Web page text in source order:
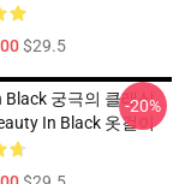
$29.5
Black 궁극의 클래식
In Black 옷걸이
-20%